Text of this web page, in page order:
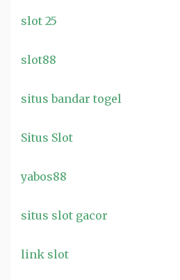
slot 25
slot88
situs bandar togel
Situs Slot
yabos88
situs slot gacor
link slot